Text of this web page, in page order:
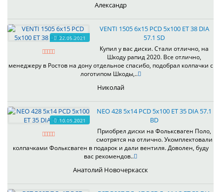
Александр
22.05.2021
VENTI 1505 6x15 PCD 5x100 ET 38 DIA
57.1 SD
Купил у вас диски. Стали отлично, на
Шкоду рапид 2020. Все отлично,
менеджеру в Ростов на дону отдельное спасибо, подобрал колпачки с
логотипом Шкоды,..
Николай
10.05.2021
NEO 428 5x14 PCD 5x100 ET 35 DIA 57.1
BD
Приобрел диски на Фольксваген Поло,
смотрятся на отлично. Укомплектовали
колпачками Фольксваген в подарок и дали вентиля. Доволен, буду
вас рекомендов..
Анатолий Новочеркасск